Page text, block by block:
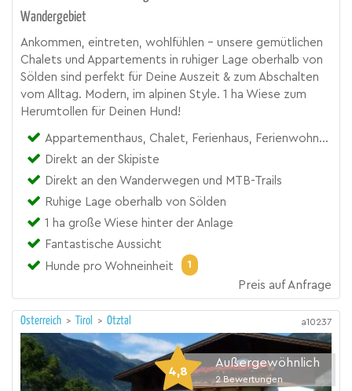
Wandergebiet
Ankommen, eintreten, wohlfühlen – unsere gemütlichen
Chalets und Appartements in ruhiger Lage oberhalb von
Sölden sind perfekt für Deine Auszeit & zum Abschalten
vom Alltag. Modern, im alpinen Style. 1 ha Wiese zum
Herumtollen für Deinen Hund!
Appartementhaus, Chalet, Ferienhaus, Ferienwohnung
Direkt an der Skipiste
Direkt an den Wanderwegen und MTB-Trails
Ruhige Lage oberhalb von Sölden
1 ha große Wiese hinter der Anlage
Fantastische Aussicht
Hunde pro Wohneinheit
1
Preis auf Anfrage
Österreich > Tirol > Ötztal a10237
4,8
Außergewöhnlich
2 Bewertungen